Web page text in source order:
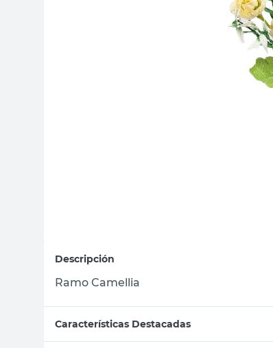
Descripción
Ramo Camellia
Características Destacadas